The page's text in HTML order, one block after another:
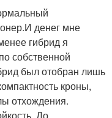
денег мне
гибрид я
собственной
был отобран лишь
кроны,
отхождения.